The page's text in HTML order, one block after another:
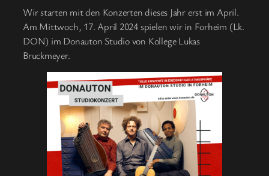
Wir starten mit den Konzerten dieses Jahr erst im April.
Am Mittwoch, 17. April 2024 spielen wir in Forheim (Lk.
DON) im Donauton Studio von Kollege Lukas
Bruckmeyer.